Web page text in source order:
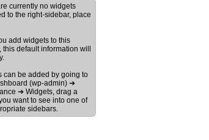
currently no widgets
to the right-sidebar, place
add widgets to this
this default information will
can be added by going to
(wp-admin) ➔
➔ Widgets, drag a
want to see into one of
sidebars.